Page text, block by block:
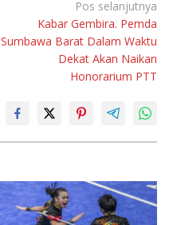
Pos selanjutnya
Kabar Gembira. Pemda
Sumbawa Barat Dalam Waktu
Dekat Akan Naikan
Honorarium PTT